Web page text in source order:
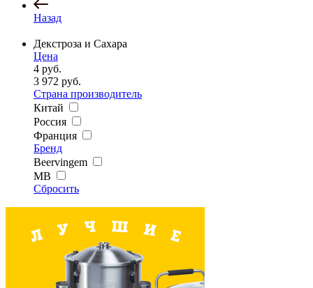
Назад
Декстроза и Сахара
Цена
4 руб.
3 972 руб.
Страна производитель
Китай
Россия
Франция
Бренд
Beervingem
MB
Сбросить